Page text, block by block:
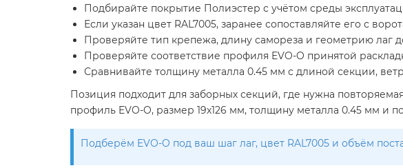
Подбирайте покрытие Полиэстер с учётом среды
Если указан цвет RAL7005, заранее сопоставляйте его с
Проверяйте тип крепежа, длину самореза и геометрию лаг
Проверяйте соответствие профиля EVO-O принятой
Сравнивайте толщину металла 0.45 мм с длиной секции,
Позиция подходит для заборных секций, где нужна
профиль EVO-O, размер 19х126 мм, толщину металла 0.45 мм и
Подберём EVO-O под ваш шаг лаг, цвет RAL7005 и объём